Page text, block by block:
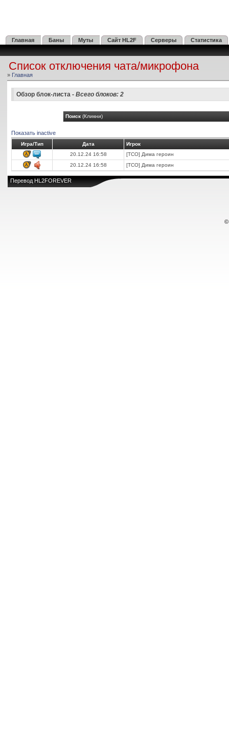
Главная Баны Муты Сайт HL2F Серверы Статистика
Список отключения чата/микрофона
» Главная
Обзор блок-листа - Всего блоков: 2
Поиск (Кликни)
Показать inactive
Игра/Тип Дата
Игрок
20.12.24 16:58
[TCO] Дима героин
20.12.24 16:58
[TCO] Дима героин
Перевод HL2FOREVER
©